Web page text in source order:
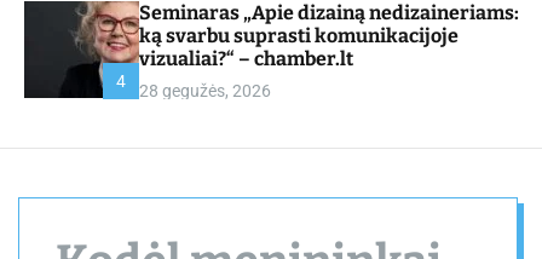
4
Seminaras „Apie dizainą nedizaineriams:
ką svarbu suprasti komunikacijoje
vizualiai?“ – chamber.lt
28 gegužės, 2026